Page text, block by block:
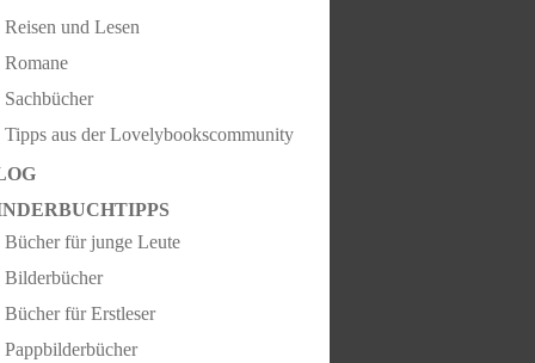
Reisen und Lesen
Romane
Sachbücher
Tipps aus der Lovelybookscommunity
Bücher für junge Leute
Bilderbücher
Bücher für Erstleser
Pappbilderbücher